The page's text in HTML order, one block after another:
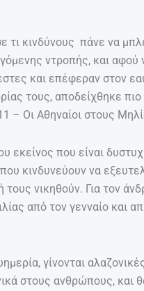
κινδύνους πάνε να
ντροπής, και αφού
και επέφεραν στον
τους, αποδείχθηκε πιο
– Οι Αθηναίοι στους
εκείνος που είναι
κινδυνεύουν να
νικηθούν. Για τον
από τον γενναίο και
γίνονται
στους ανθρώπους, και